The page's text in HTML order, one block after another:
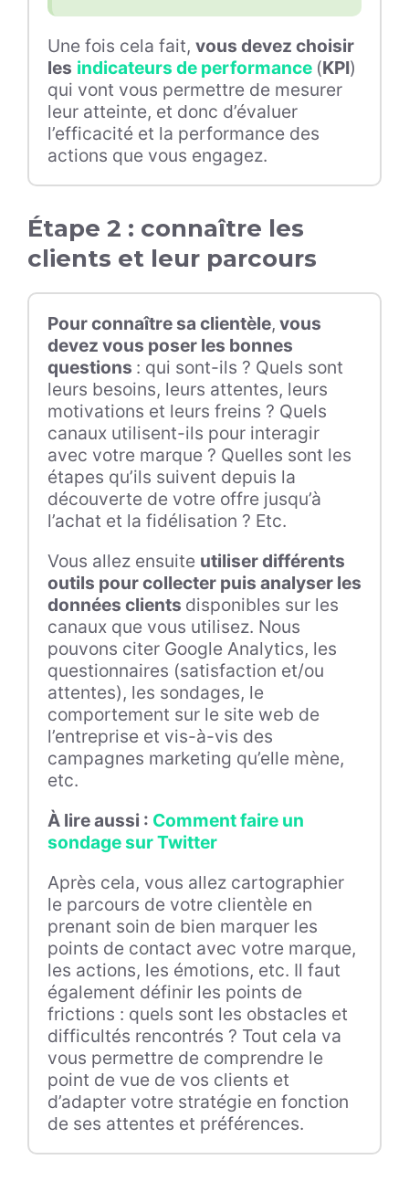
Une fois cela fait, vous devez choisir
les indicateurs de performance (KPI)
qui vont vous permettre de mesurer
leur atteinte, et donc d’évaluer
l’efficacité et la performance des
actions que vous engagez.
Étape 2 : connaître les
clients et leur parcours
Pour connaître sa clientèle, vous
devez vous poser les bonnes
questions : qui sont-ils ? Quels sont
leurs besoins, leurs attentes, leurs
motivations et leurs freins ? Quels
canaux utilisent-ils pour interagir
avec votre marque ? Quelles sont les
étapes qu’ils suivent depuis la
découverte de votre offre jusqu’à
l’achat et la fidélisation ? Etc.
Vous allez ensuite utiliser différents
outils pour collecter puis analyser les
données clients disponibles sur les
canaux que vous utilisez. Nous
pouvons citer Google Analytics, les
questionnaires (satisfaction et/ou
attentes), les sondages, le
comportement sur le site web de
l’entreprise et vis-à-vis des
campagnes marketing qu’elle mène,
etc.
À lire aussi : Comment faire un
sondage sur Twitter
Après cela, vous allez cartographier
le parcours de votre clientèle en
prenant soin de bien marquer les
points de contact avec votre marque,
les actions, les émotions, etc. Il faut
également définir les points de
frictions : quels sont les obstacles et
difficultés rencontrés ? Tout cela va
vous permettre de comprendre le
point de vue de vos clients et
d’adapter votre stratégie en fonction
de ses attentes et préférences.